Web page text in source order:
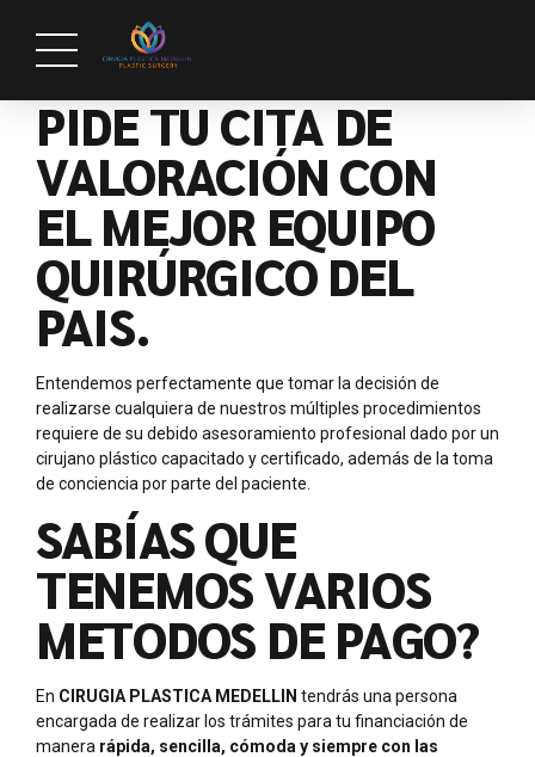
PIDE TU CITA DE
VALORACIÓN CON
EL MEJOR EQUIPO
QUIRÚRGICO DEL
PAIS.
Entendemos perfectamente que tomar la decisión de
realizarse cualquiera de nuestros múltiples procedimientos
requiere de su debido asesoramiento profesional dado por un
cirujano plástico capacitado y certificado, además de la toma
de conciencia por parte del paciente.
SABÍAS QUE
TENEMOS VARIOS
METODOS DE PAGO?
En CIRUGIA PLASTICA MEDELLIN tendrás una persona
encargada de realizar los trámites para tu financiación de
manera rápida, sencilla, cómoda y siempre con las